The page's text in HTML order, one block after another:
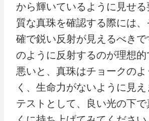
から輝いているように見せ
質な真珠を確認する際には
確で鋭い反射が見えるべき
のように反射するのが理想
悪いと、真珠はチョークの
く、生命力がないように見
テストとして、良い光の下